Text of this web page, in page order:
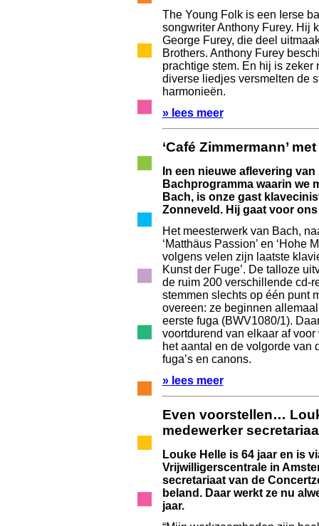
The Young Folk is een Ierse
songwriter Anthony Furey. Hij
George Furey, die deel
Brothers. Anthony Furey
prachtige stem. En hij is
diverse liedjes versmelten de
harmonieën.
» lees meer
‘Café Zimmermann’
In een nieuwe aflevering van
Bachprogramma waarin we
Bach, is onze gast
Zonneveld. Hij gaat voor
Het meesterwerk van Bach,
‘Matthäus Passion’ en ‘Hohe
volgens velen zijn laatste
Kunst der Fuge’. De talloze
de ruim 200 verschillende cd-
stemmen slechts op één punt
overeen: ze beginnen
eerste fuga (BWV1080/1).
voortdurend van elkaar af voor
het aantal en de volgorde van
fuga’s en canons.
» lees meer
Even voorstellen…
medewerker
Louke Helle is 64 jaar en is
Vrijwilligerscentrale in
secretariaat van de
beland. Daar werkt ze nu
jaar.